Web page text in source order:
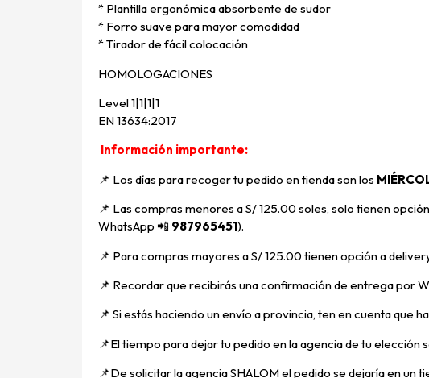
* Plantilla ergonómica absorbente de sudor
* Forro suave para mayor comodidad
* Tirador de fácil colocación
HOMOLOGACIONES
Level 1|1|1|1
EN 13634:2017
Información importante:
📌 Los días para recoger tu pedido en tienda son los
📌 Las compras menores a S/ 125.00 soles, solo tienen
WhatsApp 📲 987965451).
📌 Para compras mayores a S/ 125.00 tienen opción a
📌 Recordar que recibirás una confirmación de entrega por
📌 Si estás haciendo un envío a provincia, ten en cuenta que
📌El tiempo para dejar tu pedido en la agencia de tu elección
📌De solicitar la agencia SHALOM el pedido se dejaría en un